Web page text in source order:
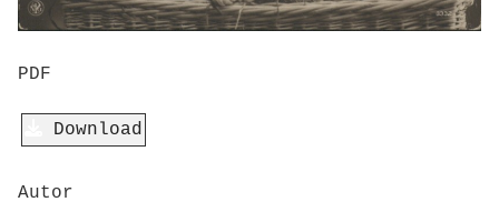
PDF
Download
Autor